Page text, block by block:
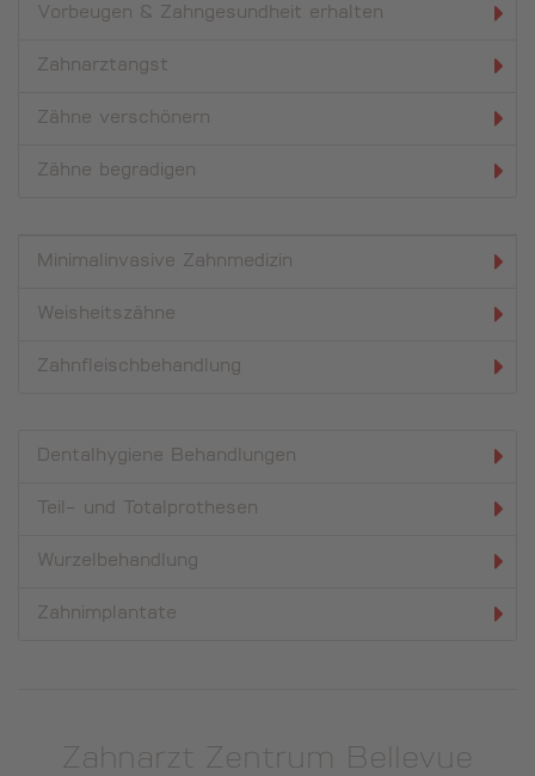
Vorbeugen & Zahngesundheit erhalten
Zahnarztangst
Zähne verschönern
Zähne begradigen
Minimal­invasive Zahn­medizin
Weisheits­zähne
Zahn­fleisch­behandlung
Dentalhygiene Behandlungen
Teil- und Totalprothesen
Wurzel­behandlung
Zahn­implantate
Zahnarzt Zentrum Bellevue